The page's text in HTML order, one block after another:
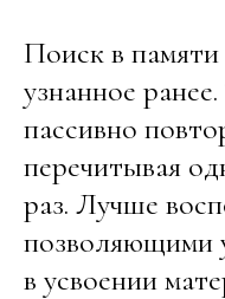
Поиск в памяти
узнанное
пассивно
перечитывая
раз. Лучше
позволяющими
в усвоении